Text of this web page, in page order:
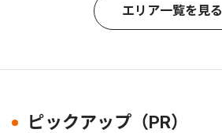
エリア一覧を見る
ピックアップ（PR）